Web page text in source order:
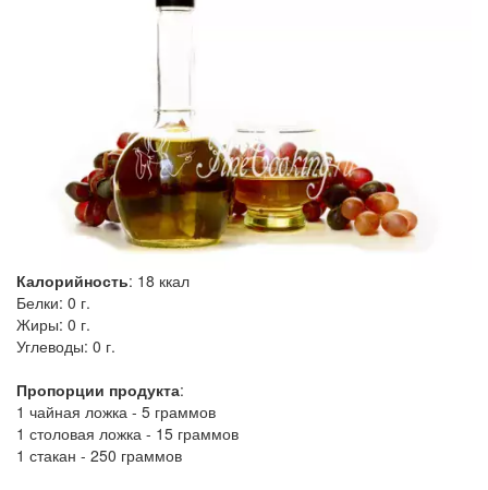
Калорийность: 18 ккал
Белки: 0 г.
Жиры: 0 г.
Углеводы: 0 г.
Пропорции продукта:
1 чайная ложка - 5 граммов
1 столовая ложка - 15 граммов
1 стакан - 250 граммов